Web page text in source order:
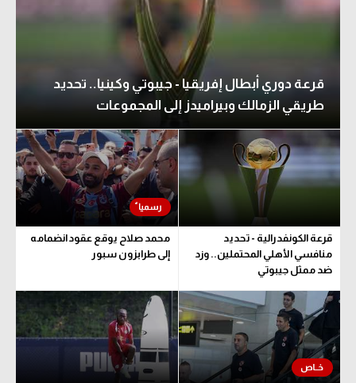
قرعة دوري أبطال إفريقيا - جيبوتي وكينيا.. تحديد
طريقي الزمالك وبيراميدز إلى المجموعات
قرعة الكونفدرالية - تحديد
منافسي الأهلي المحتملين.. وزد
ضد ممثل جيبوتي
محمد صلاح يوقع عقود انضمامه
إلى طرابزون سبور